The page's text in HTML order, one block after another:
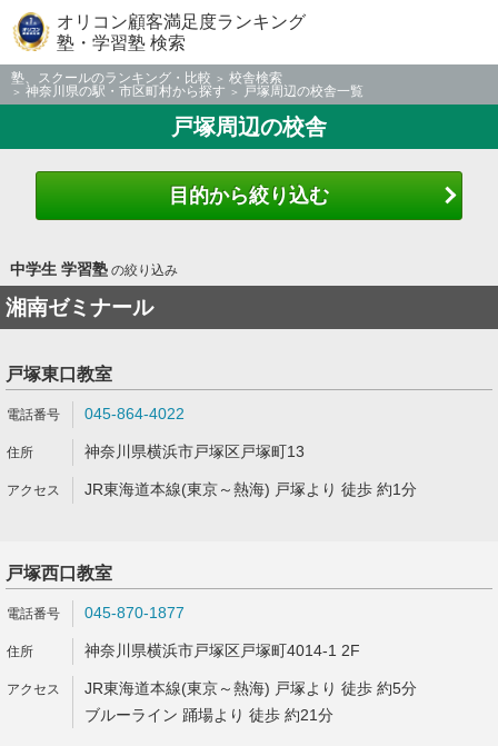
オリコン顧客満足度ランキング
塾・学習塾 検索
塾、スクールのランキング・比較
校舎検索
神奈川県の駅・市区町村から探す
戸塚周辺の校舎一覧
戸塚周辺の校舎
目的から絞り込む
中学生 学習塾の絞り込み
湘南ゼミナール
戸塚東口教室
045-864-4022
神奈川県横浜市戸塚区戸塚町13
JR東海道本線(東京～熱海) 戸塚より 徒歩 約1分
戸塚西口教室
045-870-1877
神奈川県横浜市戸塚区戸塚町4014-1 2F
JR東海道本線(東京～熱海) 戸塚より 徒歩 約5分
ブルーライン 踊場より 徒歩 約21分